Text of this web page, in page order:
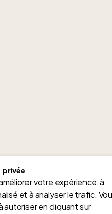
privée
votre expérience, à
et à analyser le trafic.
autoriser en cliquant sur